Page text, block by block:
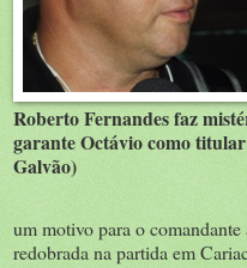
Roberto Fernandes faz
garante Octávio como
Galvão)
um motivo para o
redobrada na partida em